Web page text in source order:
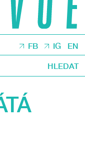
FB IG EN
HLEDAT